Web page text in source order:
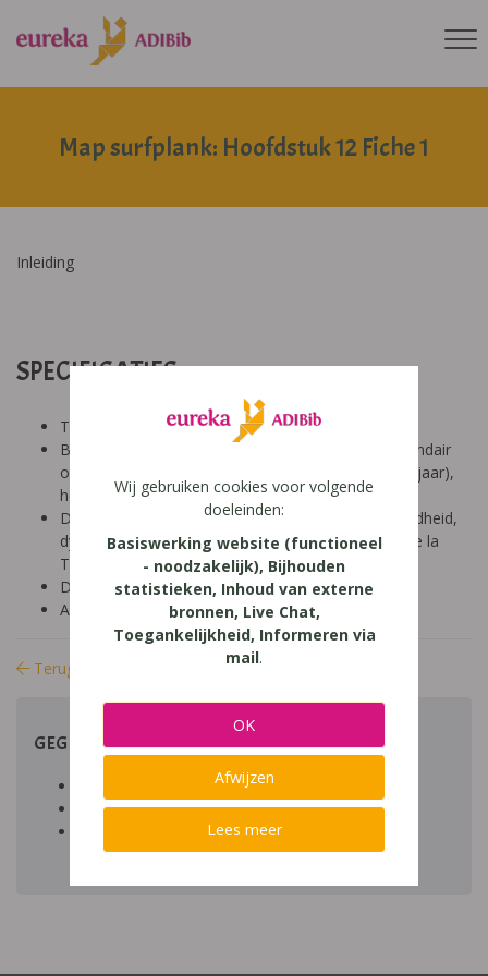
Map surfplank: Hoofdstuk 12 Fiche 1
Inleiding
SPECIFICATIES:
Tool: van ons
Besproken Leeftijd: basisonderwijs (6-9 jaar), secundair
onderwijs (12-14 jaar), secundair onderwijs (14-18 jaar),
hoger onderwijs (18-24 jaar)
Diagnose: ADHD, ADD, autisme/ASS, hoogbegaafdheid,
dyscalculie, dyslexie, dyspraxie/DCD, NLD, Gilles de la
Tourette, dysfasie, leerproblemen
Domein: leren studeren, organisatie klas en school
Aard: praktisch
Terug naar bibliotheek
GEGEVENS
Datum toegevoegd:
bestand
Wij gebruiken cookies voor volgende
doeleinden:
Basiswerking website (functioneel
- noodzakelijk), Bijhouden
statistieken, Inhoud van externe
bronnen, Live Chat,
Toegankelijkheid, Informeren via
mail.
OK
Afwijzen
Lees meer